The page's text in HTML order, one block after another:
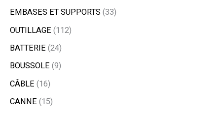
EMBASES ET SUPPORTS 33
OUTILLAGE 112
BATTERIE 24
BOUSSOLE 9
CÂBLE 16
CANNE 15